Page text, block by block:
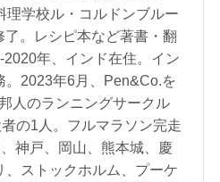
理学校ル・コルドンブルー
。レシピ本など著書・翻
年、インド在住。イン
。2023年6月、Pen&Co.を
人のランニングサークル
の1人。フルマラソン完走
神戸、岡山、熊本城、慶
ストックホルム、プーケ